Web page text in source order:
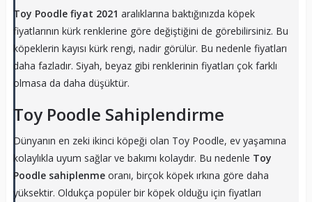
Toy Poodle fiyat 2021 aralıklarına baktığınızda köpek
fiyatlarının kürk renklerine göre değiştiğini de görebilirsiniz. Bu
köpeklerin kayısı kürk rengi, nadir görülür. Bu nedenle fiyatları
daha fazladır. Siyah, beyaz gibi renklerinin fiyatları çok farklı
olmasa da daha düşüktür.
Toy Poodle Sahiplendirme
Dünyanın en zeki ikinci köpeği olan Toy Poodle, ev yaşamına
kolaylıkla uyum sağlar ve bakımı kolaydır. Bu nedenle Toy
Poodle sahiplenme oranı, birçok köpek ırkına göre daha
yüksektir. Oldukça popüler bir köpek olduğu için fiyatları